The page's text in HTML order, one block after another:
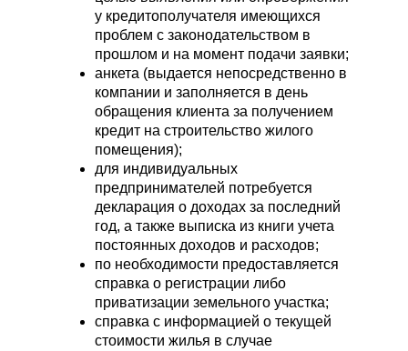
у кредитополучателя имеющихся
проблем с законодательством в
прошлом и на момент подачи заявки;
анкета (выдается непосредственно в
компании и заполняется в день
обращения клиента за получением
кредит на строительство жилого
помещения);
для индивидуальных
предпринимателей потребуется
декларация о доходах за последний
год, а также выписка из книги учета
постоянных доходов и расходов;
по необходимости предоставляется
справка о регистрации либо
приватизации земельного участка;
справка с информацией о текущей
стоимости жилья в случае
«Нажимая на кнопку, Вы даете согласие
на обработку персональных данных и
соглашаетесь c политикой
конфиденциальности».
Оставить заявку
КЛИЕНТАМ
НАШИ УСЛУГИ